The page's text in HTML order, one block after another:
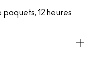
12 heures